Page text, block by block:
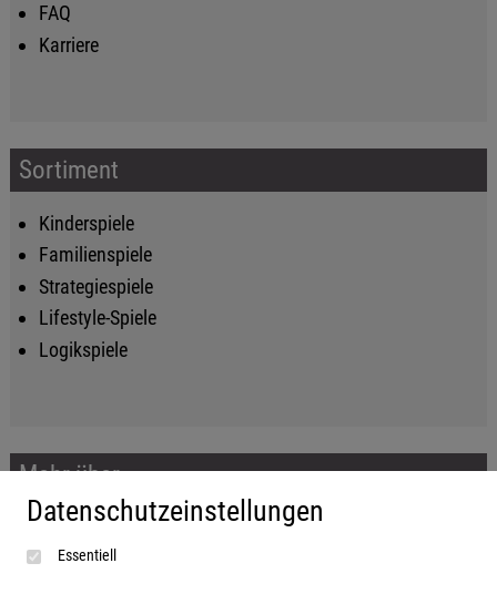
FAQ
Karriere
Sortiment
Kinderspiele
Familienspiele
Strategiespiele
Lifestyle-Spiele
Logikspiele
Mehr über...
Impressum
AGB
Datenschutzeinstellungen
Essentiell